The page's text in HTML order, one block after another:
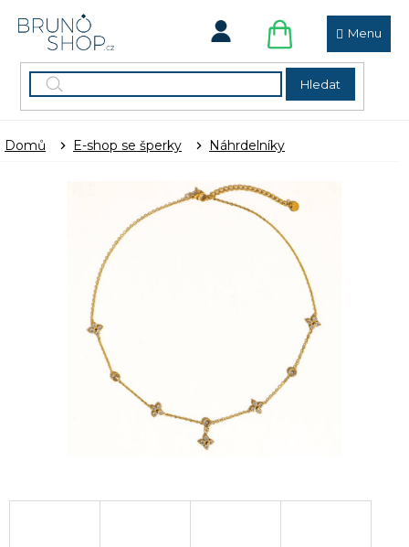
Hledat
NÁKUPNÍ
KOŠÍK
Domů E-shop se šperky Náhrdelníky